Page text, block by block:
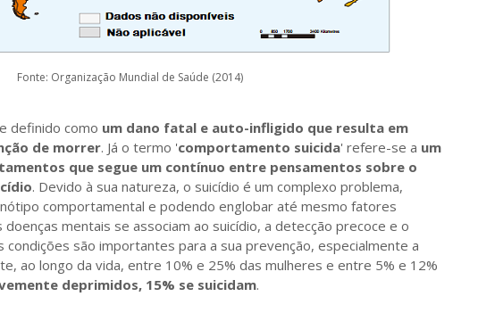
Fonte: Organização Mundial de Saúde (2014)
definido como um dano fatal e auto-infligido que resulta em
de morrer. Já o termo 'comportamento suicida' refere-se a um
que segue um contínuo entre pensamentos sobre o
. Devido à sua natureza, o suicídio é um complexo problema,
comportamental e podendo englobar até mesmo fatores
mentais se associam ao suicídio, a detecção precoce e o
são importantes para a sua prevenção, especialmente a
ao longo da vida, entre 10% e 25% das mulheres e entre 5% e 12%
deprimidos, 15% se suicidam.